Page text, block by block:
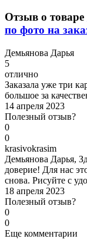
Отзыв о товаре
по фото на
Демьянова Дарья
5
отлично
Заказала уже три
большое за
14 апреля 2023
Полезный отзыв?
0
0
krasivokrasim
Демьянова Дарья,
доверие! Для нас
снова. Рисуйте с
18 апреля 2023
Полезный отзыв?
0
0
Еще комментарии